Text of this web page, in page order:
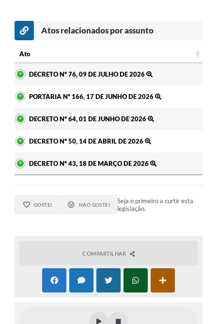
Atos relacionados por assunto
Ato
DECRETO Nº 76, 09 DE JULHO DE 2026
PORTARIA Nº 166, 17 DE JUNHO DE 2026
DECRETO Nº 64, 01 DE JUNHO DE 2026
DECRETO Nº 50, 14 DE ABRIL DE 2026
DECRETO Nº 43, 18 DE MARÇO DE 2026
GOSTEI NÃO GOSTEI
Seja o primeiro a curtir esta
legislação.
COMPARTILHAR